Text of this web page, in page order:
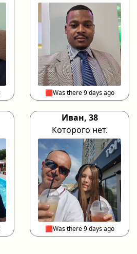
🟥Was there 9 days ago
Иван, 38
Которого нет.
🟥Was there 9 days ago